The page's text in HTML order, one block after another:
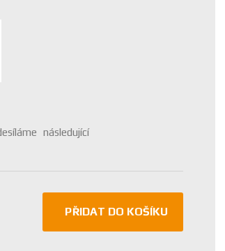
následující
PŘIDAT DO KOŠÍKU